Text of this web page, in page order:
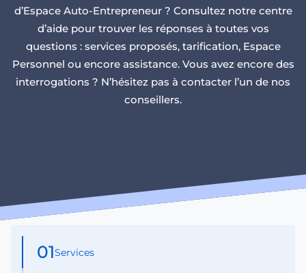
d’Espace Auto-Entrepreneur ? Consultez notre centre
d’aide pour trouver les réponses à toutes vos
questions : services proposés, tarification, Espace
Personnel ou encore assistance. Vous avez encore des
interrogations ? N’hésitez pas à contacter l’un de nos
conseillers.
01Services